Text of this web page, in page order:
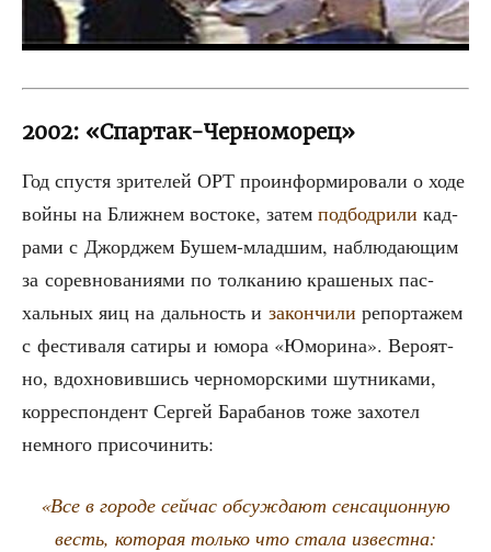
2002: «Спартак-Черноморец»
Год спу­стя зри­те­лей ОРТ про­ин­фор­ми­ро­ва­ли о ходе
вой­ны на Ближ­нем восто­ке, затем под­бод­ри­ли кад­
ра­ми с Джор­джем Бушем-млад­шим, наблю­да­ю­щим
за сорев­но­ва­ни­я­ми по тол­ка­нию кра­ше­ных пас­
халь­ных яиц на даль­ность и закон­чи­ли репор­та­жем
с фести­ва­ля сати­ры и юмо­ра «Юмо­ри­на». Веро­ят­
но, вдох­но­вив­шись чер­но­мор­ски­ми шут­ни­ка­ми,
кор­ре­спон­дент Сер­гей Бара­ба­нов тоже захо­тел
немно­го присочинить:
«Все в горо­де сей­час обсуж­да­ют сен­са­ци­он­ную
весть, кото­рая толь­ко что ста­ла извест­на: